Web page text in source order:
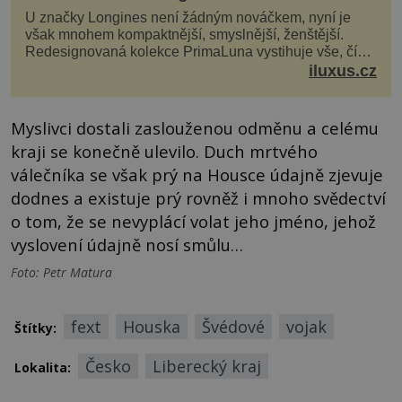
U značky Longines není žádným nováčkem, nyní je
však mnohem kompaktnější, smyslnější, ženštější.
Redesignovaná kolekce PrimaLuna vystihuje vše, čím
je značka Longines dnes a čím byla i před sto dvacet...
iluxus.cz
Myslivci dostali zaslouženou odměnu a celému
kraji se konečně ulevilo. Duch mrtvého
válečníka se však prý na Housce údajně zjevuje
dodnes a existuje prý rovněž i mnoho svědectví
o tom, že se nevyplácí volat jeho jméno, jehož
vyslovení údajně nosí smůlu…
Foto: Petr Matura
Štítky: fext Houska Švédové vojak
Lokalita: Česko Liberecký kraj